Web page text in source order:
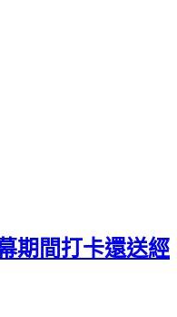
期間打卡還送經